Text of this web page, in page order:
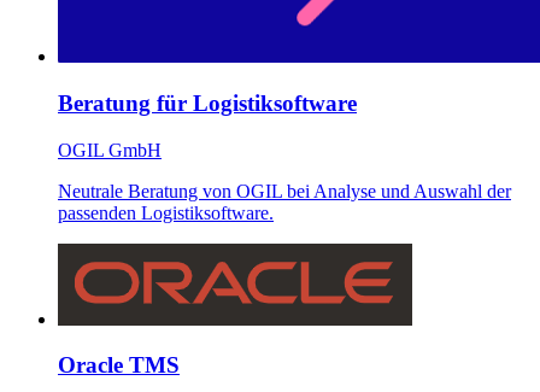
Beratung für Logistiksoftware
OGIL GmbH
Neutrale Beratung von OGIL bei Analyse und Auswahl der
passenden Logistiksoftware.
Oracle TMS